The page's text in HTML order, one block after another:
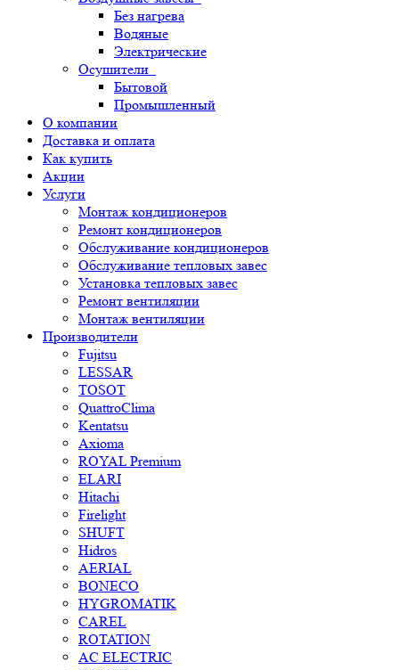
Без нагрева
Водяные
Электрические
Осушители
Бытовой
Промышленный
О компании
Доставка и оплата
Как купить
Акции
Услуги
Монтаж кондиционеров
Ремонт кондиционеров
Обслуживание кондиционеров
Обслуживание тепловых завес
Установка тепловых завес
Ремонт вентиляции
Монтаж вентиляции
Производители
Fujitsu
LESSAR
TOSOT
QuattroClima
Kentatsu
Axioma
ROYAL Premium
ELARI
Hitachi
Firelight
SHUFT
Hidros
AERIAL
BONECO
HYGROMATIK
CAREL
ROTATION
AC ELECTRIC